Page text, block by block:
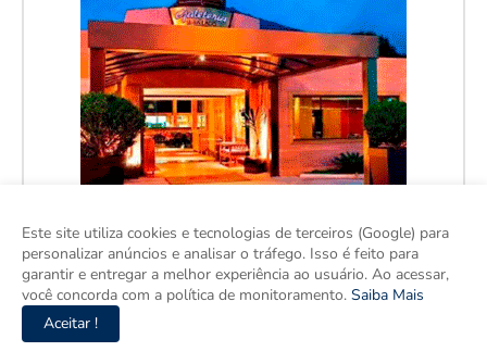
Este site utiliza cookies e tecnologias de terceiros (Google) para
personalizar anúncios e analisar o tráfego. Isso é feito para
garantir e entregar a melhor experiência ao usuário. Ao acessar,
você concorda com a política de monitoramento. Saiba Mais
Aceitar !